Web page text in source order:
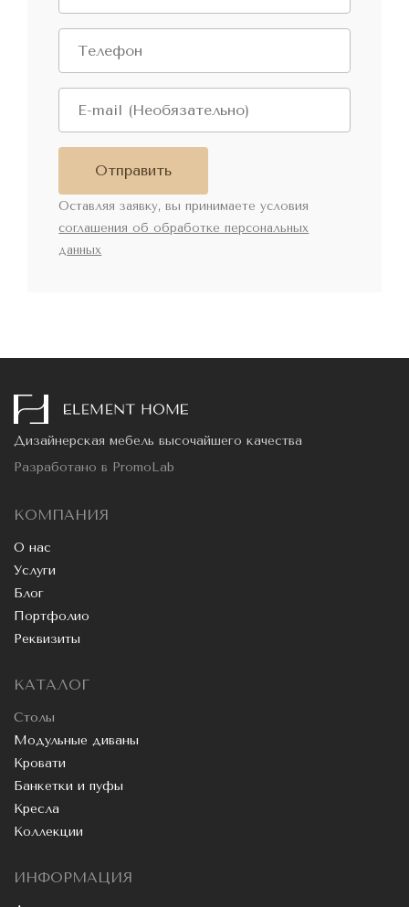
Отправить
Оставляя заявку, вы принимаете условия
соглашения об обработке персональных
данных
Дизайнерская мебель высочайшего качества
Разработано в PromoLab
КОМПАНИЯ
О нас
Услуги
Блог
Портфолио
Реквизиты
КАТАЛОГ
Столы
Модульные диваны
Кровати
Банкетки и пуфы
Кресла
Коллекции
ИНФОРМАЦИЯ